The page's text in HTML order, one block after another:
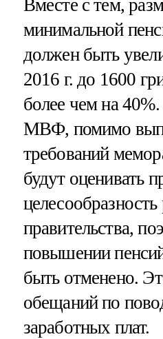
Вместе с тем,
минимальной
должен быть
2016 г. до 1600
более чем на
МВФ, помимо
требований
будут оценивать
целесообразность
правительства,
повышении
быть отменено.
обещаний по
заработных плат.